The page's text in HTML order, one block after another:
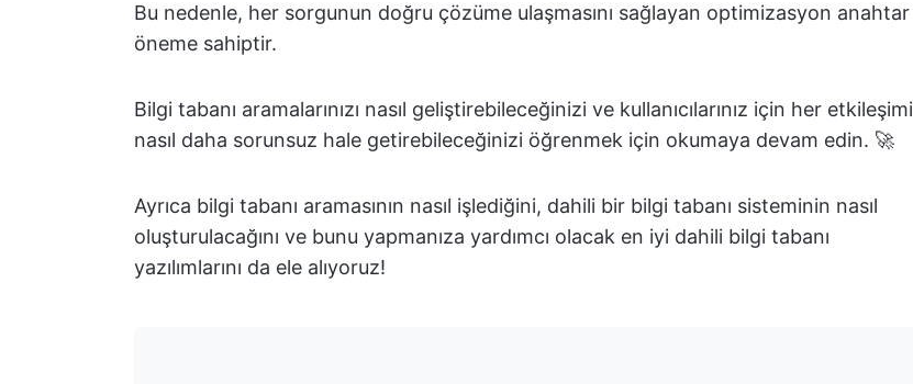
Bu nedenle, her sorgunun doğru çözüme ulaşmasını sağlayan optimizasyon anahtar
öneme sahiptir.
Bilgi tabanı aramalarınızı nasıl geliştirebileceğinizi ve kullanıcılarınız için her etkileşimi
nasıl daha sorunsuz hale getirebileceğinizi öğrenmek için okumaya devam edin. 🚀
Ayrıca bilgi tabanı aramasının nasıl işlediğini, dahili bir bilgi tabanı sisteminin nasıl
oluşturulacağını ve bunu yapmanıza yardımcı olacak en iyi dahili bilgi tabanı
yazılımlarını da ele alıyoruz!